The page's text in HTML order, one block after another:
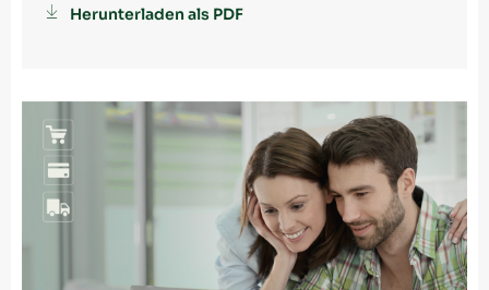
Herunterladen als PDF